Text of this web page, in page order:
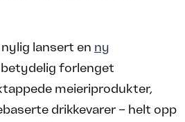
lansert en ny
forlenget
meieriprodukter,
drikkevarer – helt opp